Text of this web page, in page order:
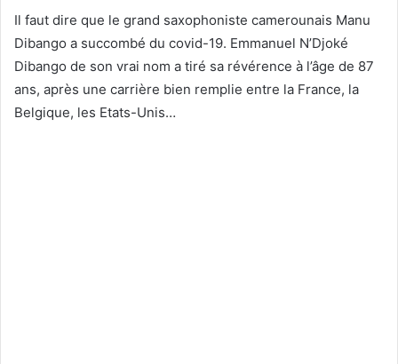
Il faut dire que le grand saxophoniste camerounais Manu
Dibango a succombé du covid-19. Emmanuel N’Djoké
Dibango de son vrai nom a tiré sa révérence à l’âge de 87
ans, après une carrière bien remplie entre la France, la
Belgique, les Etats-Unis…